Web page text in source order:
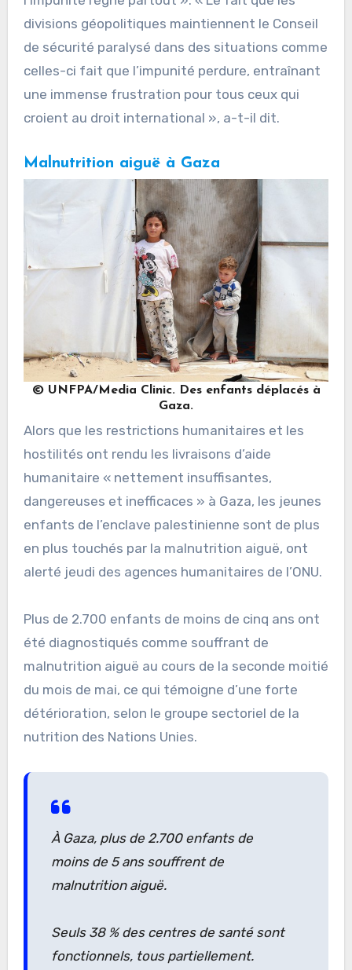
divisions géopolitiques maintiennent le Conseil
de sécurité paralysé dans des situations comme
celles-ci fait que l’impunité perdure, entraînant
une immense frustration pour tous ceux qui
croient au droit international », a-t-il dit.
Malnutrition aiguë à Gaza
© UNFPA/Media Clinic. Des enfants déplacés à
Gaza.
Alors que les restrictions humanitaires et les
hostilités ont rendu les livraisons d’aide
humanitaire « nettement insuffisantes,
dangereuses et inefficaces » à Gaza, les jeunes
enfants de l’enclave palestinienne sont de plus
en plus touchés par la malnutrition aiguë, ont
alerté jeudi des agences humanitaires de l’ONU.
Plus de 2.700 enfants de moins de cinq ans ont
été diagnostiqués comme souffrant de
malnutrition aiguë au cours de la seconde moitié
du mois de mai, ce qui témoigne d’une forte
détérioration, selon le groupe sectoriel de la
nutrition des Nations Unies.
À Gaza, plus de 2.700 enfants de
moins de 5 ans souffrent de
malnutrition aiguë.
Seuls 38 % des centres de santé sont
fonctionnels, tous partiellement.